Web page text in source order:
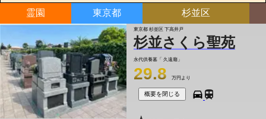
霊園 東京都 杉並区
東京都 杉並区 下高井戸
杉並さくら聖苑
永代供養墓「 久遠廟」
29.8 万円より
概要を閉じる